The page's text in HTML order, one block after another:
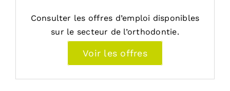
Consulter les offres d’emploi disponibles
sur le secteur de l’orthodontie.
Voir les offres